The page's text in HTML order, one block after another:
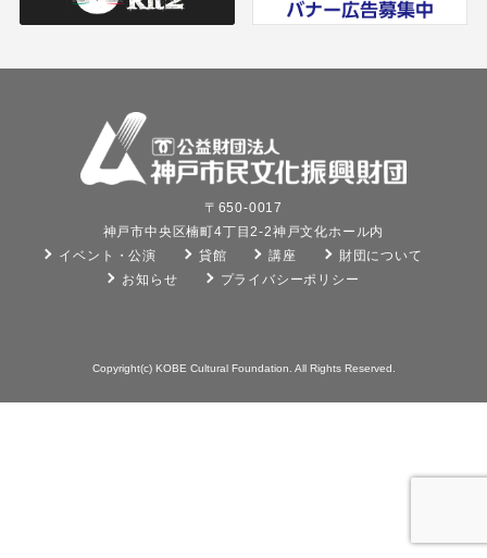
〒650-0017
神戸市中央区楠町4丁目2-2神戸文化ホール内
イベント・公演
貸館 講座
財団について
お知らせ
プライバシーポリシー
Copyright(c) KOBE Cultural Foundation. All Rights Reserved.